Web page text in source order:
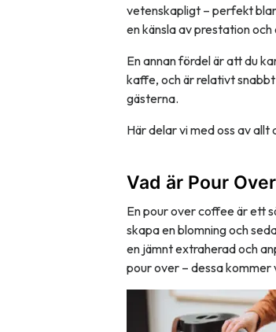
vetenskapligt – perfekt
en känsla av prestation
En annan fördel är att du
kaffe, och är relativt
gästerna.
Här delar vi med oss av
Vad är Pour
En pour over coffee är ett
skapa en blomning och
en jämnt extraherad och
pour over – dessa kommer